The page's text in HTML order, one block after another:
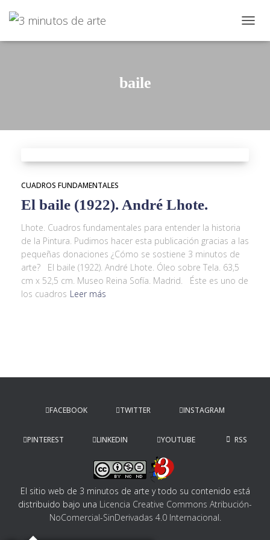
baile
CUADROS FUNDAMENTALES
El baile (1922). André Lhote.
Lhote. Cuadros fundamentales para entender la historia
de la Pintura. Pudimos hacer esta publicación gracias a las
pequeñas donaciones ¿Cómo se sostiene 3 minutos de
arte? El baile (1922). André Lhote. Óleo sobre Tela. 63,5
cm x 52,5 cm. Museo Reina Sofía. Madrid. Éste es uno de
los cuadros Leer más
FACEBOOK TWITTER INSTAGRAM
PINTEREST LINKEDIN YOUTUBE RSS
El sitio web de 3 minutos de arte y todo su contenido está
distribuido bajo una Licencia Creative Commons Atribución-
NoComercial-SinDerivadas 4.0 Internacional.